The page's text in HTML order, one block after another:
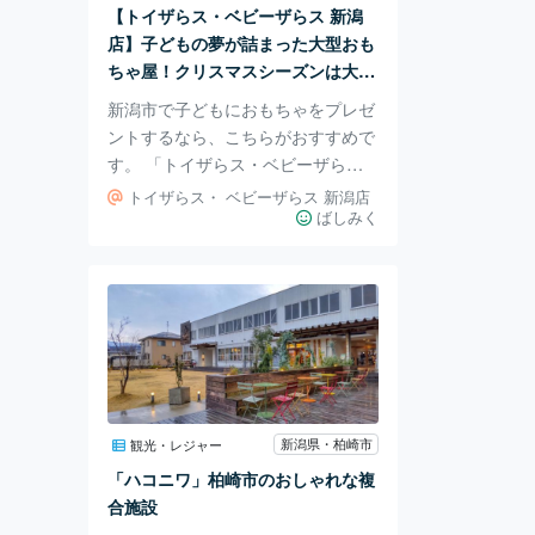
域で、大地に包まれ感性を磨く旅を
してみてはいかがでしょ
【トイザらス・ベビーザらス 新潟
店】子どもの夢が詰まった大型おも
ちゃ屋！クリスマスシーズンは大混
雑！
新潟市で子どもにおもちゃをプレゼ
ントするなら、こちらがおすすめで
す。 「トイザらス・ベビーザらス
新潟店」。男の子の夢や女の子の憧
れがたっぷり詰まった店舗では、お
っと魅力的な商品が並びます。 写
真の奥行きで敷地の広さが伝わりま
すか？ 幼児用おもちゃだけでな
く、抱っこ紐やベビーカー、長靴や
傘などの必需品も揃います。 実際
に私も友達や職場の同僚の出産祝い
にもよく使うお店です。 クリスマ
スの時期は、大盛況！ お子さんの
喜ぶ姿は、心が弾みま
トイザらス・ ベビーザらス 新潟店
ばしみく
観光・レジャー 新潟県・柏崎市
「ハコニワ」柏崎市のおしゃれな複
合施設